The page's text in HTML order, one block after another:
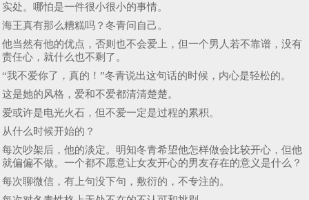
实处。哪怕是一件很小很小的事情。
海王真有那么糟糕吗？冬青问自己。
他当然有他的优点，否则也不会爱上，但一个男人若不靠谱，没有
责任心，就什么也不剩了。
“我不爱你了，真的！”冬青说出这句话的时候，内心是轻松的。
这是她的风格，爱和不爱都清清楚楚。
爱或许是电光火石，但不爱一定是过程的累积。
从什么时候开始的？
每次吵架后，他的淡定。明知冬青希望他怎样做会比较开心，但他
就偏偏不做。一个都不愿意让女友开心的男友存在的意义是什么？
每次聊微信，有上句没下句，敷衍的，不专注的。